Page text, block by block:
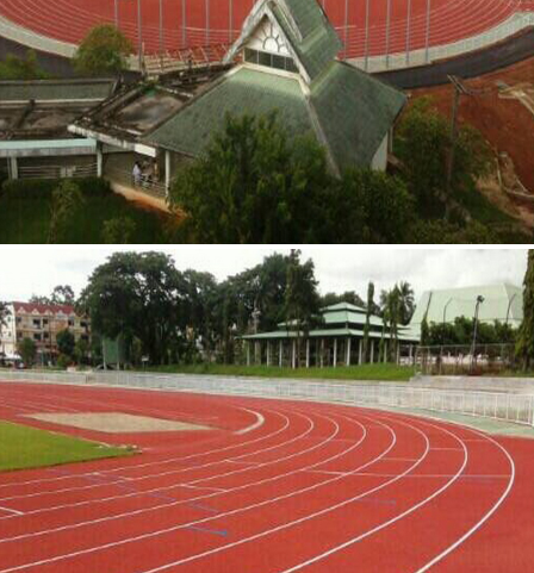
มหาวิทยาลัยราชภัฎสกลนคร